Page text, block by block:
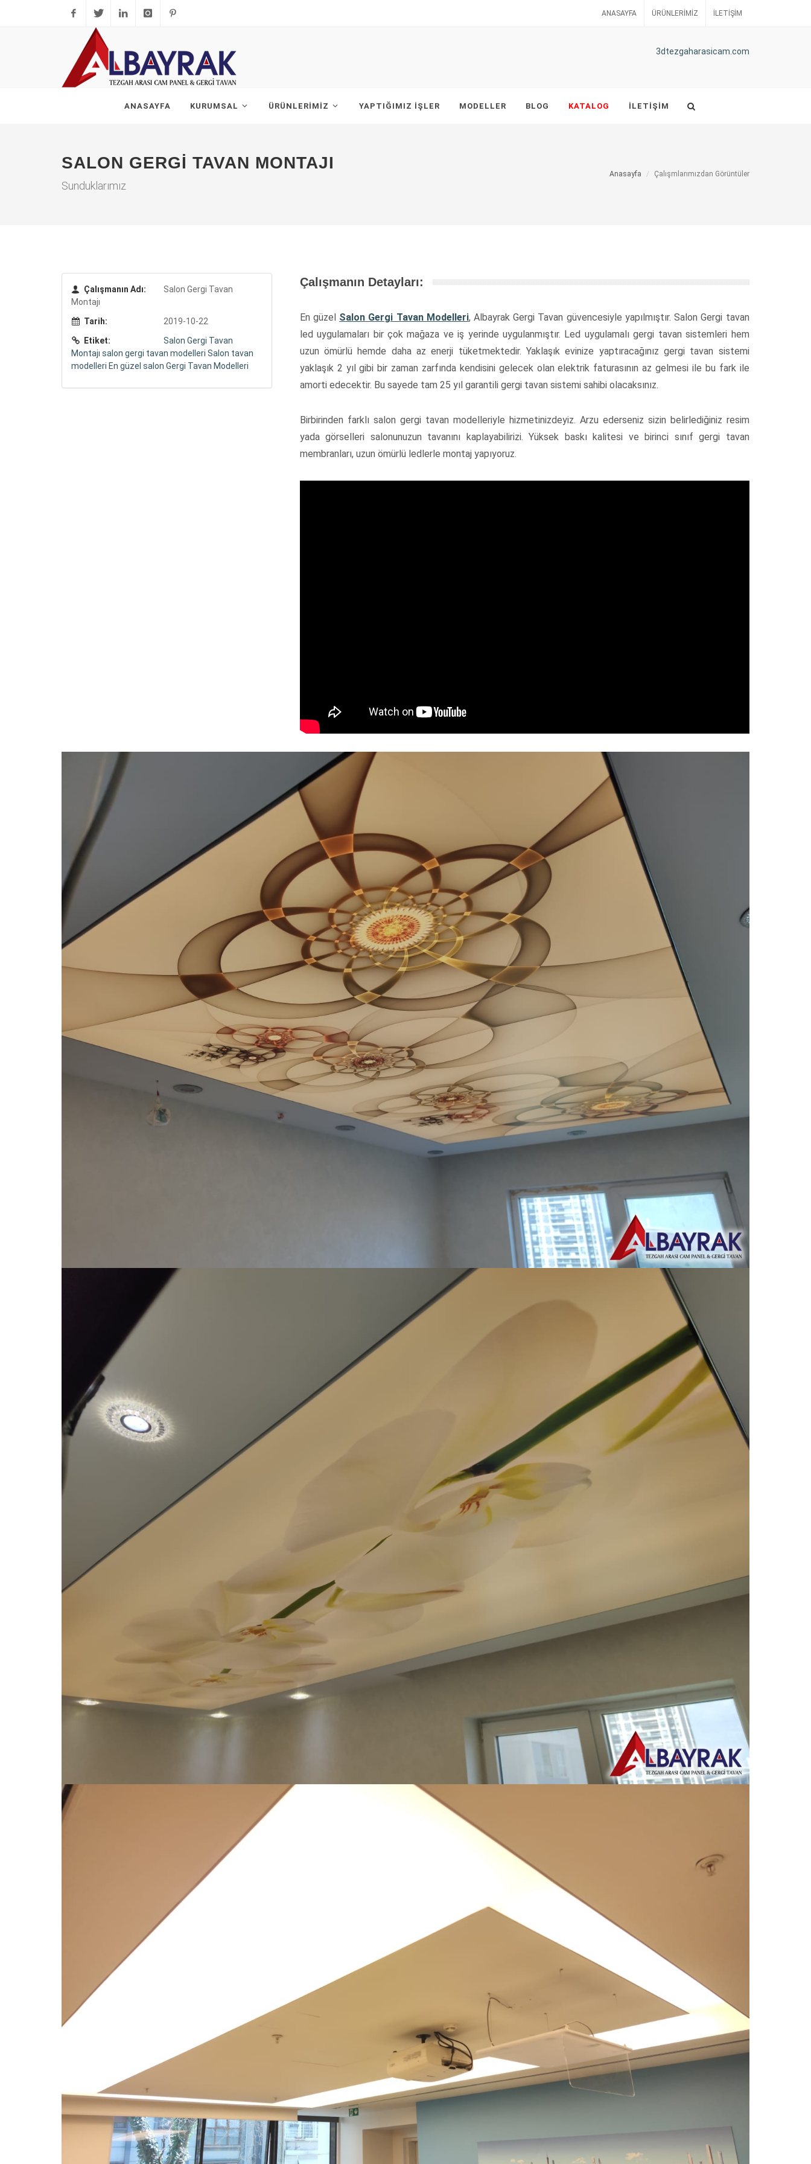
FacebookTwitter
ANASAYFA ÜRÜNLERIMIZ İLETIŞIM
3dtezgaharasicam.com
ANASAYFA KURUMSAL ÜRÜNLERIMIZ YAPTIĞIMIZ IŞLER MODELLER BLOG KATALOG İLETIŞIM
SALON GERGI TAVAN MONTAJI
Sunduklarımız
Anasayfa Çalışmlarımızdan Görüntüler
Çalışmanın Adı:
Salon Gergi Tavan
Montajı
Tarih:
2019-10-22
Etiket:
Salon Gergi Tavan
Montajı salon gergi tavan modelleri Salon tavan
modelleri En güzel salon Gergi Tavan Modelleri
Çalışmanın Detayları:
En güzel Salon Gergi Tavan Modelleri, Albayrak Gergi Tavan güvencesiyle yapılmıştır. Salon Gergi tavan
led uygulamaları bir çok mağaza ve iş yerinde uygulanmıştır. Led uygulamalı gergi tavan sistemleri hem
uzun ömürlü hemde daha az enerji tüketmektedir. Yaklaşık evinize yaptıracağınız gergi tavan sistemi
yaklaşık 2 yıl gibi bir zaman zarfında kendisini gelecek olan elektrik faturasının az gelmesi ile bu fark ile
amorti edecektir. Bu sayede tam 25 yıl garantili gergi tavan sistemi sahibi olacaksınız.
Birbirinden farklı salon gergi tavan modelleriyle hizmetinizdeyiz. Arzu ederseniz sizin belirlediğiniz resim
yada görselleri salonunuzun tavanını kaplayabilirizi. Yüksek baskı kalitesi ve birinci sınıf gergi tavan
membranları, uzun ömürlü ledlerle montaj yapıyoruz.